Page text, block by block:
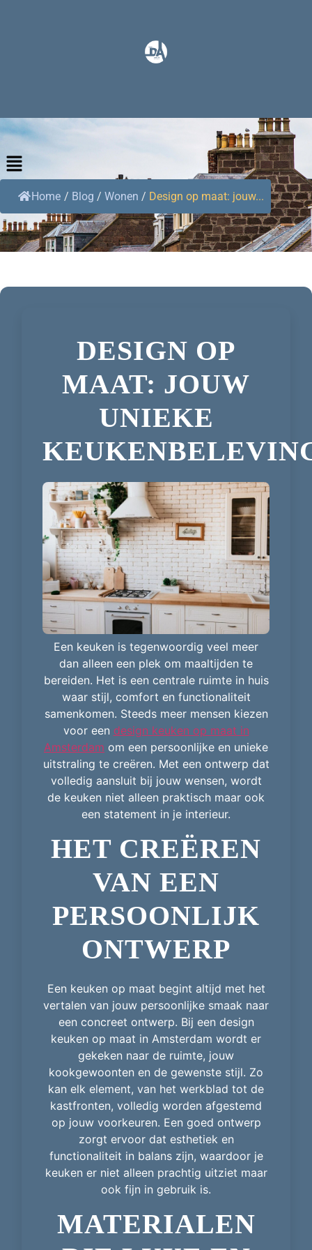
Home / Blog / Wonen / Design op maat: jouw...
DESIGN OP
MAAT: JOUW
UNIEKE
Een keuken is tegenwoordig veel meer
dan alleen een plek om maaltijden te
bereiden. Het is een centrale ruimte in huis
waar stijl, comfort en functionaliteit
samenkomen. Steeds meer mensen kiezen
voor een design keuken op maat in
Amsterdam om een persoonlijke en unieke
uitstraling te creëren. Met een ontwerp dat
volledig aansluit bij jouw wensen, wordt
de keuken niet alleen praktisch maar ook
een statement in je interieur.
HET CREËREN
VAN EEN
PERSOONLIJK
ONTWERP
Een keuken op maat begint altijd met het
vertalen van jouw persoonlijke smaak naar
een concreet ontwerp. Bij een design
keuken op maat in Amsterdam wordt er
gekeken naar de ruimte, jouw
kookgewoonten en de gewenste stijl. Zo
kan elk element, van het werkblad tot de
kastfronten, volledig worden afgestemd
op jouw voorkeuren. Een goed ontwerp
zorgt ervoor dat esthetiek en
functionaliteit in balans zijn, waardoor je
keuken er niet alleen prachtig uitziet maar
ook fijn in gebruik is.
MATERIALEN